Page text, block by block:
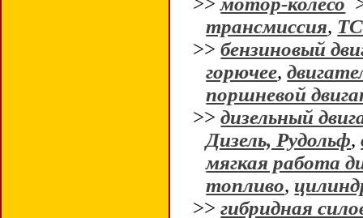
трансмиссия, ТС
>>бензиновый
горючее,
поршневой
>>дизельный
Дизель, Рудольф,
мягкая работа
топливо,
>>гибридная